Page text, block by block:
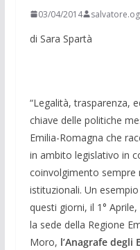
03/04/2014
di Sara Spartà
“Legalità, trasparenza,
chiave delle politiche
Emilia-Romagna che
in ambito legislativo in
coinvolgimento sempre
istituzionali. Un
questi giorni, il 1°
la sede della Regione
Moro, l’Anagrafe degli